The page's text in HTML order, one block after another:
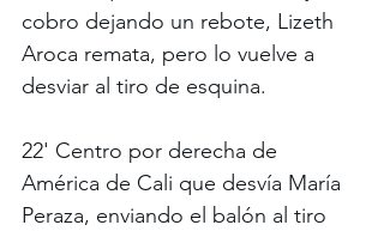
cobro dejando un rebote, Lizeth
Aroca remata, pero lo vuelve a
desviar al tiro de esquina.
22' Centro por derecha de
América de Cali que desvía María
Peraza, enviando el balón al tiro